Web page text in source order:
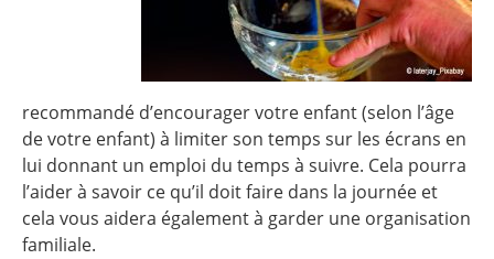
recommandé d’encourager votre enfant (selon l’âge
de votre enfant) à limiter son temps sur les écrans en
lui donnant un emploi du temps à suivre. Cela pourra
l’aider à savoir ce qu’il doit faire dans la journée et
cela vous aidera également à garder une organisation
familiale.